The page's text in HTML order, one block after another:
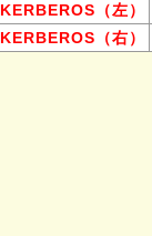
KERBEROS（左）
KERBEROS（右）